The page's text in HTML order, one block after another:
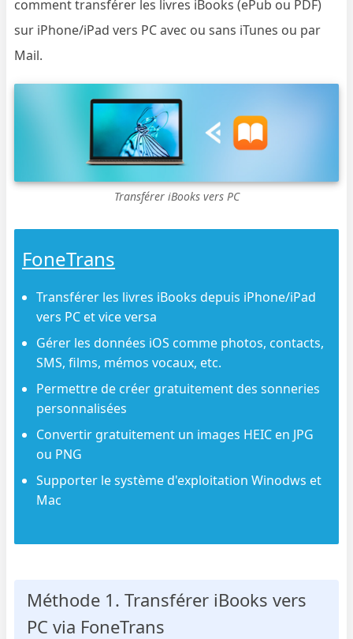
comment transférer les livres iBooks (ePub ou PDF)
sur iPhone/iPad vers PC avec ou sans iTunes ou par
Mail.
Transférer iBooks vers PC
FoneTrans
Transférer les livres iBooks depuis iPhone/iPad
vers PC et vice versa
Gérer les données iOS comme photos, contacts,
SMS, films, mémos vocaux, etc.
Permettre de créer gratuitement des sonneries
personnalisées
Convertir gratuitement un images HEIC en JPG
ou PNG
Supporter le système d'exploitation Winodws et
Mac
Méthode 1. Transférer iBooks vers
PC via FoneTrans